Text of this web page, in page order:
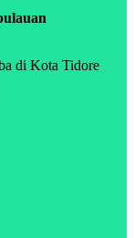
di Kota Tidore